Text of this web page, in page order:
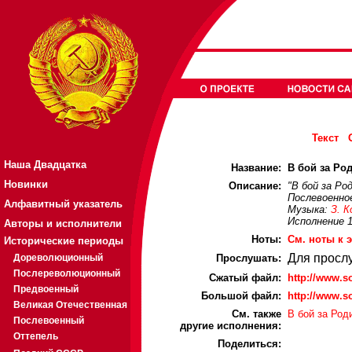
Наша Двадцатка
Новинки
Алфавитный указатель
Авторы и исполнители
Исторические периоды
Дореволюционный
Послереволюционный
Предвоенный
Великая Отечественная
Послевоенный
Оттепель
Текст
Название:
В бой за
Описание:
"В бой за
Музыка: З.
Исполнение
Ноты: Cм. ноты к
Прослушать: Для
Cжатый файл:
http://
Большой файл:
http://
См. также
другие исполнения:
В бой за
Поделиться: